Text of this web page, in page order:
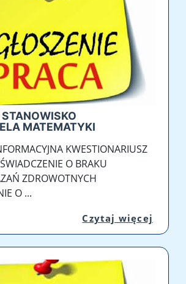
MATEMATYKI
KWESTIONARIUSZ
O BRAKU
ZDROWOTNYCH
O ...
Czytaj więcej